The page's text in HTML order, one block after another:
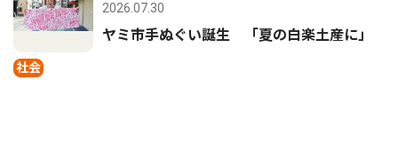
社会
2026.07.30
ヤミ市手ぬぐい誕生 「夏の白楽土産に」